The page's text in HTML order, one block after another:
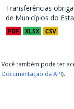
Transferências
de Municípios do
PDF XLSX CSV
Você também pode ter
Documentação da API).